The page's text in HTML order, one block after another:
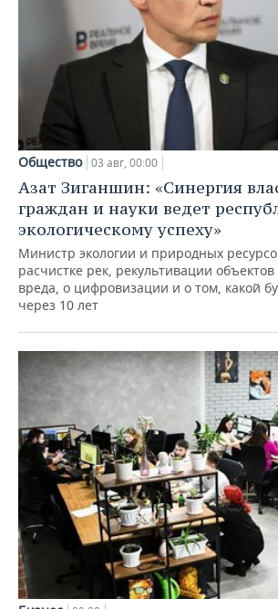
Общество 03 авг, 00:00
Азат Зиганшин: «Синергия
граждан и науки ведет
экологическому успеху»
Министр экологии и природных
расчистке рек, рекультивации
вреда, о цифровизации и о том, какой
через 10 лет